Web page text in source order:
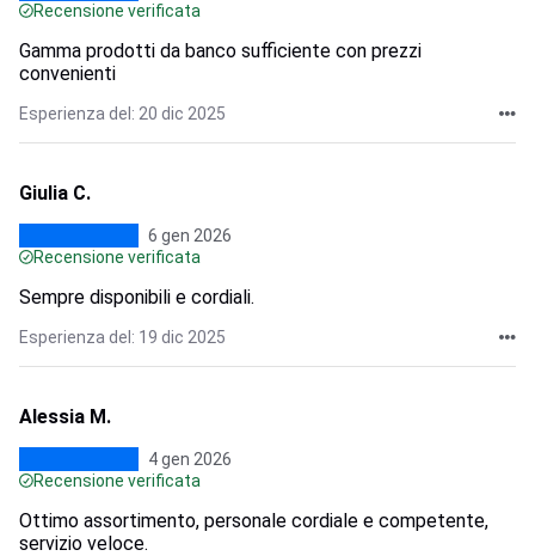
Recensione verificata
Gamma prodotti da banco sufficiente con prezzi
convenienti
Esperienza del: 20 dic 2025
Giulia C.
6 gen 2026
Recensione verificata
Sempre disponibili e cordiali.
Esperienza del: 19 dic 2025
Alessia M.
4 gen 2026
Recensione verificata
Ottimo assortimento, personale cordiale e competente,
servizio veloce.